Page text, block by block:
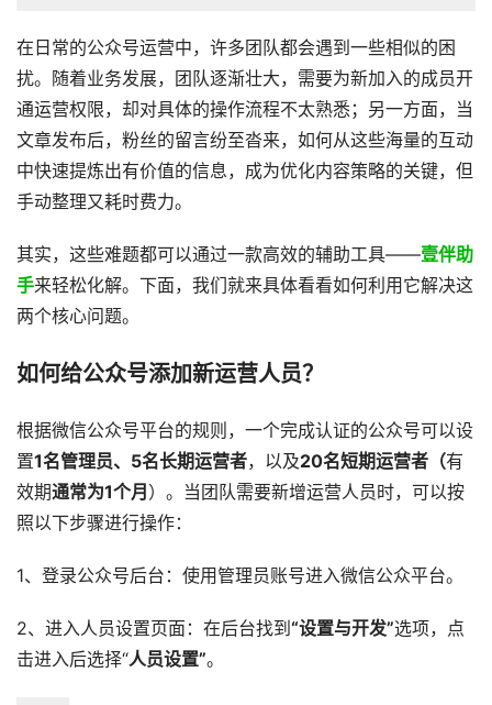
在日常的公众号运营中，许多团队都会遇到一些相似的困
扰。随着业务发展，团队逐渐壮大，需要为新加入的成员开
通运营权限，却对具体的操作流程不太熟悉；另一方面，当
文章发布后，粉丝的留言纷至沓来，如何从这些海量的互动
中快速提炼出有价值的信息，成为优化内容策略的关键，但
手动整理又耗时费力。
其实，这些难题都可以通过一款高效的辅助工具——壹伴助
手来轻松化解。下面，我们就来具体看看如何利用它解决这
两个核心问题。
如何给公众号添加新运营人员？
根据微信公众号平台的规则，一个完成认证的公众号可以设
置1名管理员、5名长期运营者，以及20名短期运营者（有
效期通常为1个月 ）。当团队需要新增运营人员时，可以按
照以下步骤进行操作：
1、登录公众号后台：使用管理员账号进入微信公众平台。
2、进入人员设置页面：在后台找到 “设置与开发”选项，点
击进入后选择“人员设置”。